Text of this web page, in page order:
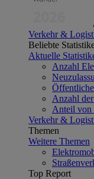
Verkehr &
Beliebte
Aktuelle
Anzahl
Anzahl
Anteil von
Verkehr &
Themen
Weitere Themen
Top Report